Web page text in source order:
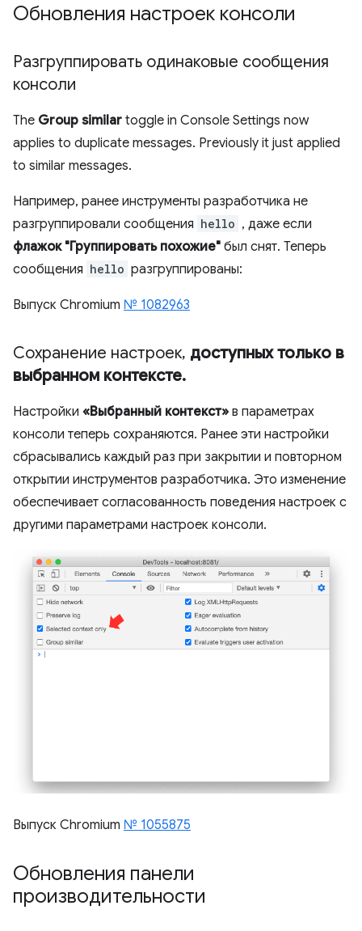
Обновления настроек консоли
Разгруппировать одинаковые сообщения
консоли
The Group similar toggle in Console Settings now
applies to duplicate messages. Previously it just applied
to similar messages.
Например, ранее инструменты разработчика не
разгруппировали сообщения hello , даже если
флажок "Группировать похожие" был снят. Теперь
сообщения hello разгруппированы:
Выпуск Chromium № 1082963
Сохранение настроек, доступных только в
выбранном контексте.
Настройки «Выбранный контекст» в параметрах
консоли теперь сохраняются. Ранее эти настройки
сбрасывались каждый раз при закрытии и повторном
открытии инструментов разработчика. Это изменение
обеспечивает согласованность поведения настроек с
другими параметрами настроек консоли.
Выпуск Chromium № 1055875
Обновления панели
производительности